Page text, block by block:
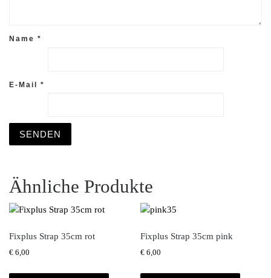
Name *
E-Mail *
Ähnliche Produkte
Fixplus Strap 35cm rot
€ 6,00
Fixplus Strap 35cm pink
€ 6,00